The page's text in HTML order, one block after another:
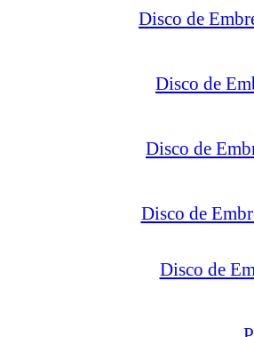
Disco de
Disco de
Disco de
Disco de
Disco de